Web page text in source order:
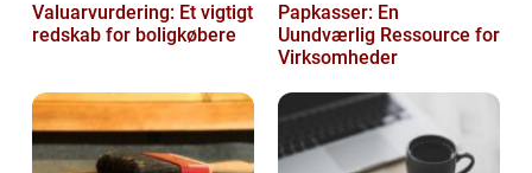
Valuarvurdering: Et vigtigt
redskab for boligkøbere
Papkasser: En
Uundværlig Ressource for
Virksomheder